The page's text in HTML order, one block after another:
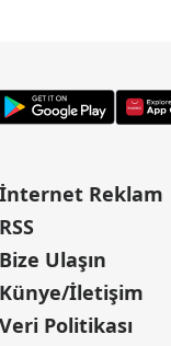
İnternet Reklam
RSS
Bize Ulaşın
Künye/İletişim
Veri Politikası